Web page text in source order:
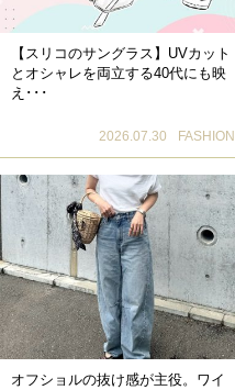
【スリコのサングラス】UVカット
とオシャレを両立する40代にも映
え･･･
2026.07.30 FASHION
オフショルの抜け感が主役。ワイ